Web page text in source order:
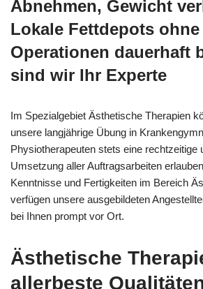
Abnehmen, Gewicht
Lokale Fettdepots ohne
Operationen dauerhaft
sind wir Ihr Experte
Im Spezialgebiet Ästhetische Therapien
unsere langjährige Übung in
Physiotherapeuten stets eine rechtzeitige
Umsetzung aller Auftragsarbeiten
Kenntnisse und Fertigkeiten im Bereich
verfügen unsere ausgebildeten
bei Ihnen prompt vor Ort.
Ästhetische
allerbeste